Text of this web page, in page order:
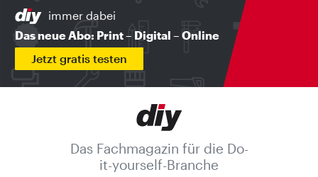
immer dabei
Das neue Abo: Print – Digital – Online
Jetzt gratis testen
Das Fachmagazin für die Do-
it-yourself-Branche